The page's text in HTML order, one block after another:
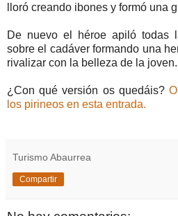
lloró creando ibones y formó una
De nuevo el héroe apiló todas
sobre el cadáver formando una
rivalizar con la belleza de la joven.
¿Con qué versión os quedáis?
los pirineos en esta entrada.
Turismo Abaurrea
Compartir